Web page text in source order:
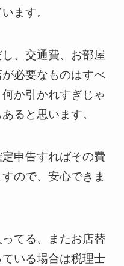
ます。
、交通費、お部屋
必要なものはすべ
か引かれすぎじゃ
ると思います。
申告すればその費
ので、安心できま
てる、またお店替
いる場合は税理士